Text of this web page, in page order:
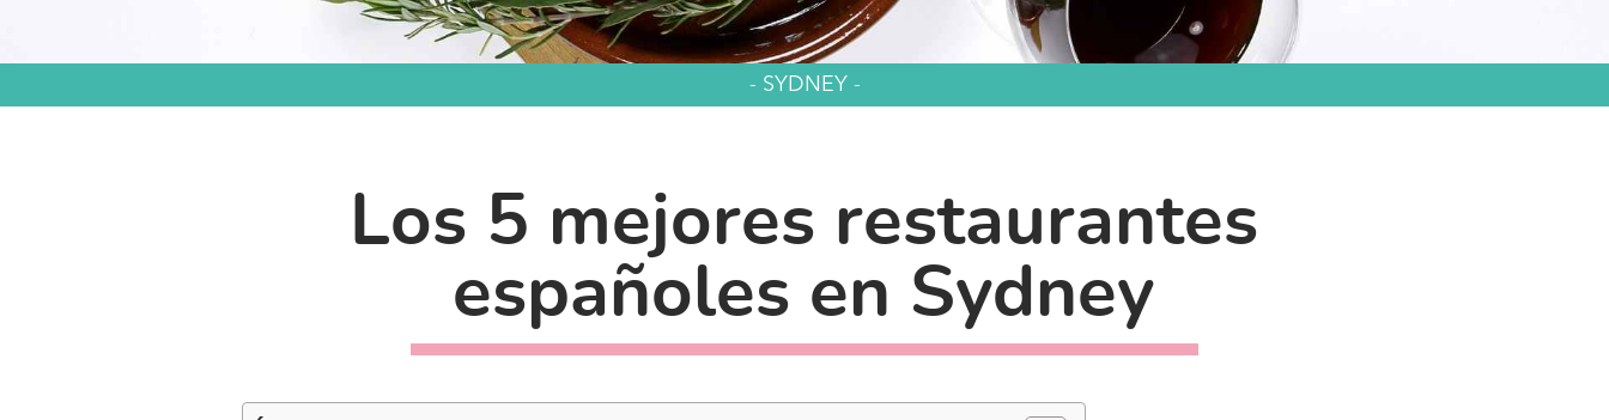
- SYDNEY -
Los 5 mejores restaurantes
españoles en Sydney